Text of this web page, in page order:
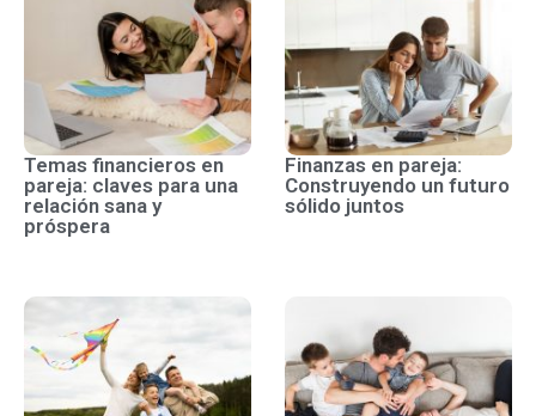
Temas financieros en
pareja: claves para una
relación sana y
próspera
Finanzas en pareja:
Construyendo un futuro
sólido juntos